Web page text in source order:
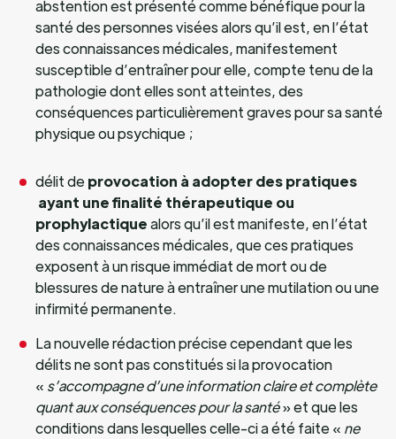
abstention est présenté comme bénéfique pour la
santé des personnes visées alors qu’il est, en l’état
des connaissances médicales, manifestement
susceptible d’entraîner pour elle, compte tenu de la
pathologie dont elles sont atteintes, des
conséquences particulièrement graves pour sa santé
physique ou psychique ;
délit deprovocation à adopter des pratiques
ayant une finalité thérapeutique ou
prophylactiquealors qu’il est manifeste, en l’état
des connaissances médicales, que ces pratiques
exposent à un risque immédiat de mort ou de
blessures de nature à entraîner une mutilation ou une
infirmité permanente.
La nouvelle rédaction précise cependant que les
délits ne sont pas constitués si la provocation
« s’accompagne d’une information claire et complète
quant aux conséquences pour la santé» et que les
conditions dans lesquelles celle-ci a été faite « ne